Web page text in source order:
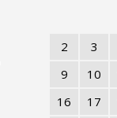
2
3
9
10
16
17